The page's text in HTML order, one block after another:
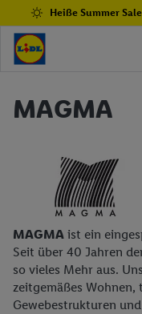
Heiße Summer
MAGMA
MAGMA ist ein
Seit über 40 Jahren
so vieles Mehr aus.
zeitgemäßes Wohnen,
Gewebestrukturen